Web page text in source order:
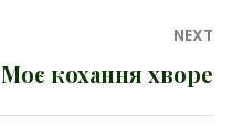
NEXT
Моє кохання хворе